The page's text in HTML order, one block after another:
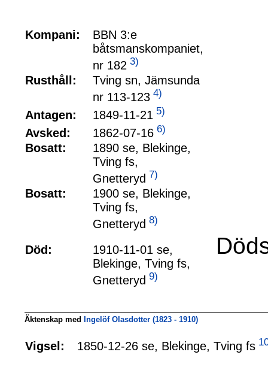
Kompani:
BBN 3:e
båtsmanskompaniet,
nr 182 3)
Rusthåll:
Tving sn, Jämsunda
nr 113-123 4)
Antagen: 1849-11-21 5)
Avsked: 1862-07-16 6)
Bosatt:
1890 se, Blekinge,
Tving fs,
Gnetteryd 7)
Bosatt:
1900 se, Blekinge,
Tving fs,
Gnetteryd 8)
Död:
1910-11-01 se,
Blekinge, Tving fs,
Gnetteryd 9)
Äktenskap med Ingelöf Olasdotter (1823 - 1910)
Vigsel: 1850-12-26 se, Blekinge, Tving fs